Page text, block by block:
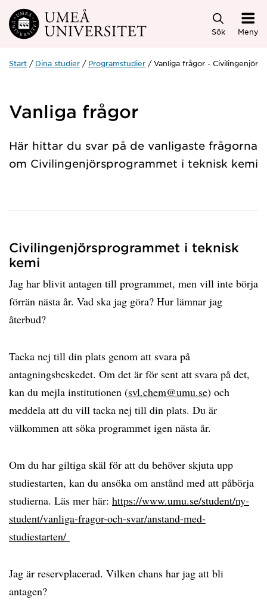
Hoppa direkt till innehållet
Sök Meny
Start Dina studier Programstudier Vanliga frågor -
Vanliga frågor
Här hittar du svar på de vanligaste frågorna
om Civilingenjörsprogrammet i teknisk kemi
Civilingenjörsprogrammet i teknisk
kemi
Jag har blivit antagen till programmet, men vill inte börja
förrän nästa år. Vad ska jag göra? Hur lämnar jag
återbud?
Tacka nej till din plats genom att svara på
antagningsbeskedet. Om det är för sent att svara på det,
kan du mejla institutionen (svl.chem@umu.se) och
meddela att du vill tacka nej till din plats. Du är
välkommen att söka programmet igen nästa år.
Om du har giltiga skäl för att du behöver skjuta upp
studiestarten, kan du ansöka om anstånd med att påbörja
studierna. Läs mer här: https://www.umu.se/student/ny-
student/vanliga-fragor-och-svar/anstand-med-
studiestarten/
Jag är reservplacerad. Vilken chans har jag att bli
antagen?